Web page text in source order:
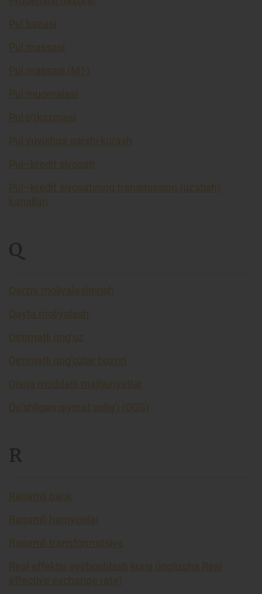
Pul bazasi
Pul massasi
Pul massasi (M1)
Pul muomalasi
Pul o’tkazmasi
Pul yuvishga qarshi kurash
Pul–kredit siyosati
Pul–kredit siyosatining transmission (uzatish)
kanallari
Q
Qarzni moliyalashtirish
Qayta moliyalash
Qimmatli qog’oz
Qimmatli qog’ozlar bozori
Qisqa muddatli majburiyatlar
Qo’shilgan qiymat solig’i (QQS)
R
Raqamli bank
Raqamli hamyonlar
Raqamli transformatsiya
Real effektiv ayirboshlash kursi (inglizcha Real
effective exchange rate)